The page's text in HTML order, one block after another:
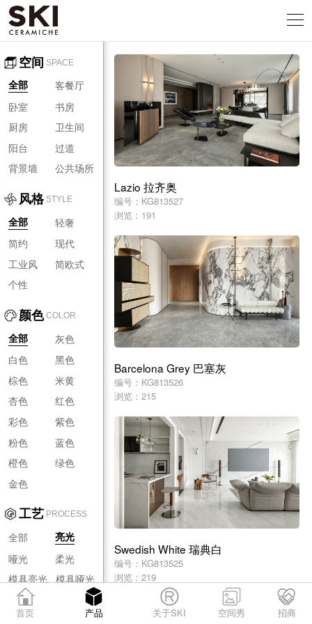
空间 SPACE
全部
客餐厅
卧室
书房
厨房
卫生间
阳台
过道
背景墙
公共场所
风格 STYLE
全部
轻奢
简约
现代
工业风
简欧式
个性
颜色 COLOR
全部
灰色
白色
黑色
棕色
米黄
杏色
红色
彩色
紫色
粉色
蓝色
橙色
绿色
金色
工艺 PROCESS
全部 亮光
哑光
柔光
模具亮光 模具哑光
模具柔光
Lazio 拉齐奥
编号：KG813527
浏览：191
Barcelona Grey 巴塞灰
编号：KG813526
浏览：215
Swedish White 瑞典白
编号：KG813525
浏览：219
首页 产品 关于SKI 空间秀 招商